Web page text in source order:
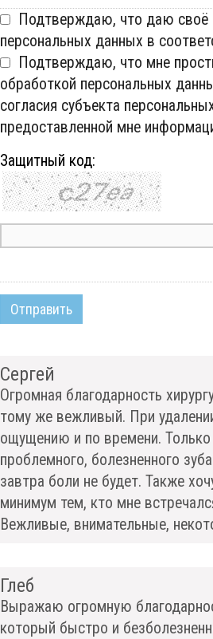
Подтверждаю, что даю своё
персональных данных в
Подтверждаю, что мне
обработкой персональных
согласия субъекта
предоставленной мне
Защитный код:
Отправить
Сергей
Огромная благодарность
тому же вежливый. При
ощущению и по времени. Только
проблемного, болезненного
завтра боли не будет. Также
минимум тем, кто мне
Вежливые, внимательные,
Глеб
Выражаю огромную
который быстро и